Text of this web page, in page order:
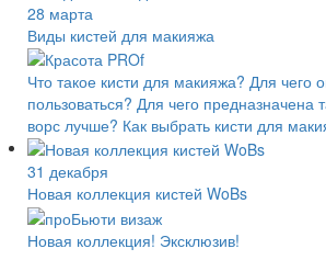
28 марта
Виды кистей для макияжа
Что такое кисти для макияжа? Для чего
пользоваться? Для чего предназначена
ворс лучше? Как выбрать кисти для
31 декабря
Новая коллекция кистей WoBs
Новая коллекция! Эксклюзив!